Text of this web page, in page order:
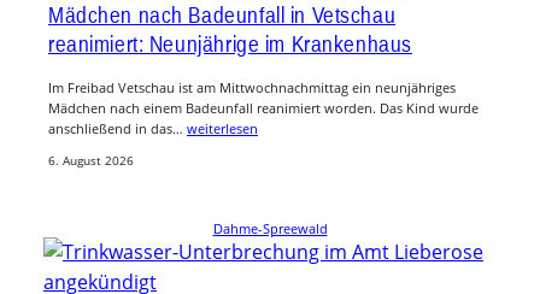
Mädchen nach Badeunfall in Vetschau
reanimiert: Neunjährige im Krankenhaus
Im Freibad Vetschau ist am Mittwochnachmittag ein neunjähriges
Mädchen nach einem Badeunfall reanimiert worden. Das Kind wurde
anschließend in das… weiterlesen
6. August 2026
Dahme-Spreewald